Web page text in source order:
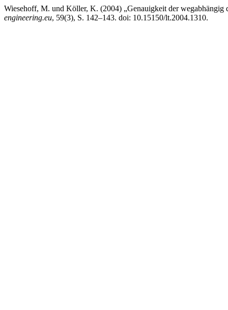
Wiesehoff, M. und Köller, K. (2004) „Genauigkeit der wegabhängig
engineering.eu, 59(3), S. 142–143. doi: 10.15150/lt.2004.1310.